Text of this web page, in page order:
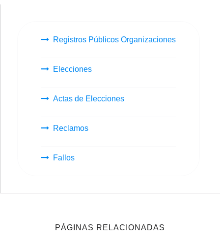
Registros Públicos Organizaciones
Elecciones
Actas de Elecciones
Reclamos
Fallos
PÁGINAS RELACIONADAS